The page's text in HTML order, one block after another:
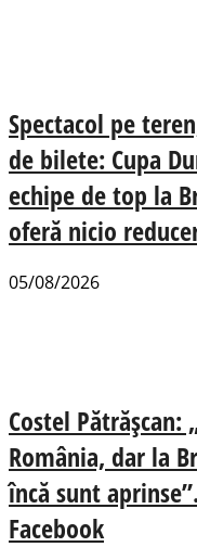
Spectacol pe
de bilete: Cupa
echipe de top la
oferă nicio
05/08/2026
Costel Pătrășcan:
România, dar la
încă sunt
Facebook